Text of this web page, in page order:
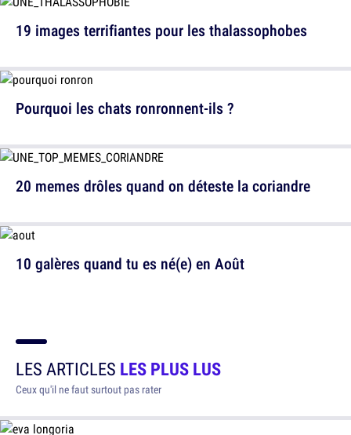
19 images terrifiantes pour les thalassophobes
20 memes drôles quand on déteste la coriandre
Pourquoi les chats ronronnent-ils ?
10 galères quand tu es né(e) en Août
LES ARTICLES LES PLUS LUS
Ceux qu'il ne faut surtout pas rater